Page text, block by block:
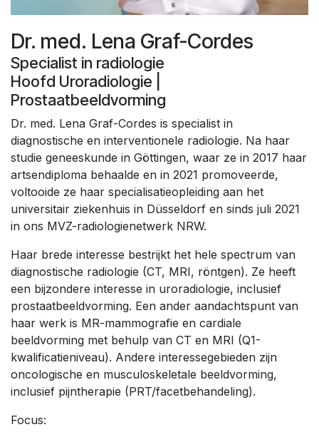
Dr. med. Lena Graf-Cordes
Specialist in radiologie
Hoofd Uroradiologie |
Prostaatbeeldvorming
Dr. med. Lena Graf-Cordes is specialist in
diagnostische en interventionele radiologie. Na haar
studie geneeskunde in Göttingen, waar ze in 2017 haar
artsendiploma behaalde en in 2021 promoveerde,
voltooide ze haar specialisatieopleiding aan het
universitair ziekenhuis in Düsseldorf en sinds juli 2021
in ons MVZ-radiologienetwerk NRW.
Haar brede interesse bestrijkt het hele spectrum van
diagnostische radiologie (CT, MRI, röntgen). Ze heeft
een bijzondere interesse in uroradiologie, inclusief
prostaatbeeldvorming. Een ander aandachtspunt van
haar werk is MR-mammografie en cardiale
beeldvorming met behulp van CT en MRI (Q1-
kwalificatieniveau). Andere interessegebieden zijn
oncologische en musculoskeletale beeldvorming,
inclusief pijntherapie (PRT/facetbehandeling).
Focus: